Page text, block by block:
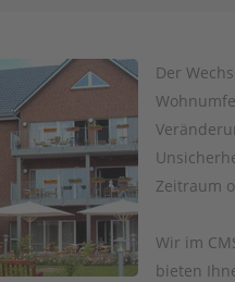
Der
Zeitraum
Wir im
bieten